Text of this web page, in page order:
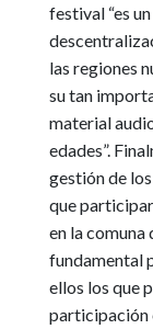
festival “es
las regiones
su tan
material
edades”.
gestión de
que
en la comuna
fundamental
ellos los que
participación